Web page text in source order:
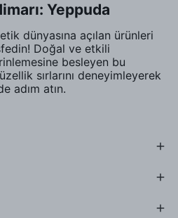
Yeppuda
dünyasına açılan ürünleri
Doğal ve etkili
besleyen bu
sırlarını deneyimleyerek
adım atın.